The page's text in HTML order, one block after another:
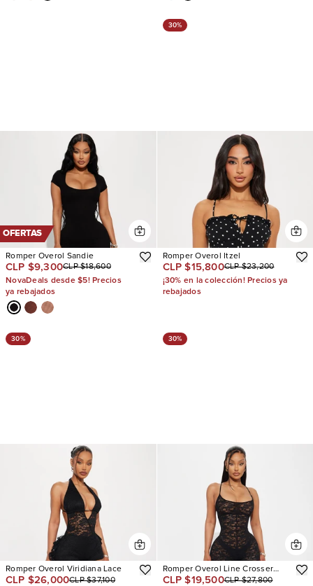
OFERTAS
Romper Overol Sandie
CLP $9,300CLP $18,600
NovaDeals desde $5! Precios
ya rebajados
30%
Romper Overol Itzel
CLP $15,800CLP $23,200
¡30% en la colección! Precios ya
rebajados
30%
Romper Overol Viridiana Lace
CLP $26,000CLP $37,100
30%
Romper Overol Line Crosser
Lace
CLP $19,500CLP $27,800